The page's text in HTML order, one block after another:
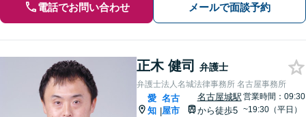
電話でお問い合わせ メールで面談予約
正木 健司 弁護士
弁護士法人名城法律事務所 名古屋事務所
愛
知 |
名古
屋市
名古屋城駅
から徒歩5
営業時間：09:30
~19:30（平日）